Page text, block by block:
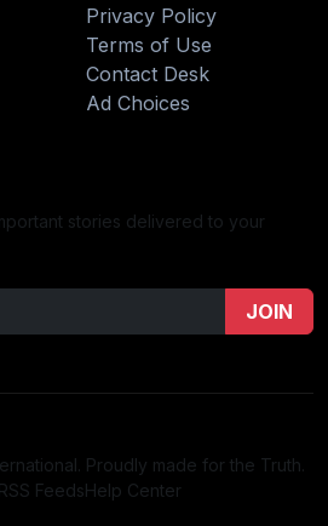
Privacy Policy
Terms of Use
Contact Desk
Ad Choices
stories delivered to your
JOIN
Proudly made for the Truth.
RSS FeedsHelp Center